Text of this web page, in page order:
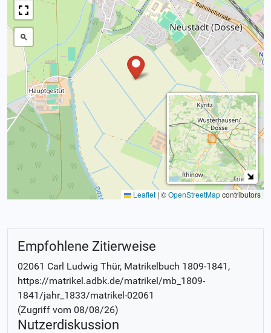
Leaflet | ©OpenStreetMapcontributors
Empfohlene Zitierweise
02061 Carl Ludwig Thür, Matrikelbuch 1809-1841 ,
https://matrikel.adbk.de/matrikel/mb_1809-
1841/jahr_1833/matrikel-02061
(Zugriff vom 08/08/26)
Nutzerdiskussion